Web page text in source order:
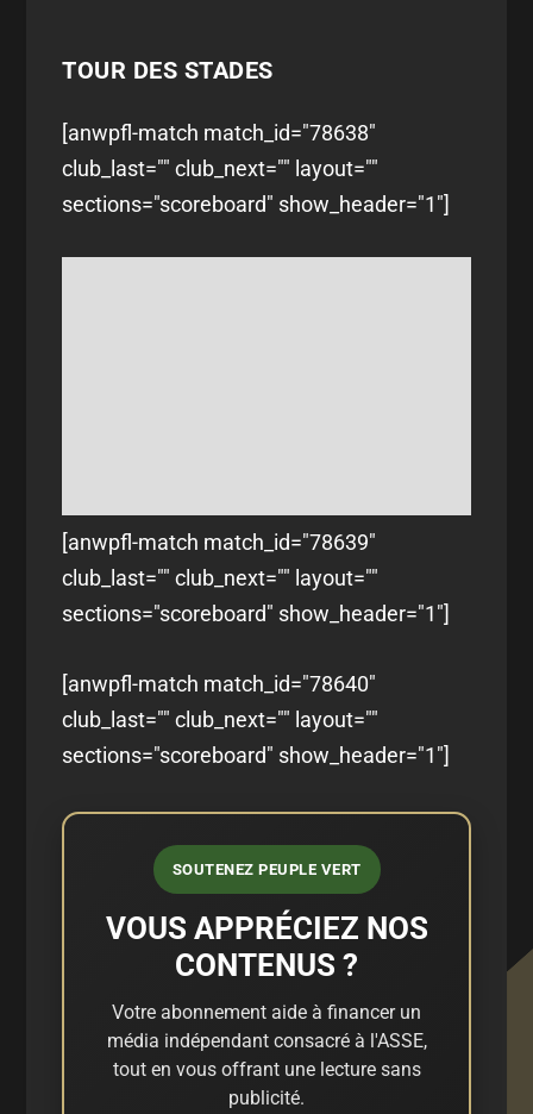
TOUR DES STADES
[anwpfl-match match_id="78638"
club_last="" club_next="" layout=""
sections="scoreboard" show_header="1"]
[anwpfl-match match_id="78639"
club_last="" club_next="" layout=""
sections="scoreboard" show_header="1"]
[anwpfl-match match_id="78640"
club_last="" club_next="" layout=""
sections="scoreboard" show_header="1"]
SOUTENEZ PEUPLE VERT
VOUS APPRÉCIEZ NOS
CONTENUS ?
Votre abonnement aide à financer un
média indépendant consacré à l'ASSE,
tout en vous offrant une lecture sans
publicité.